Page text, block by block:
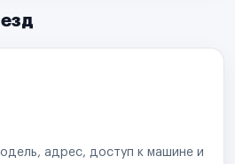
адрес, доступ к машине и